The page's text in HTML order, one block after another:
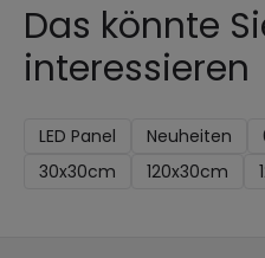
Das könnte
interessieren
LED Panel Neuheiten
30x30cm
120x30cm